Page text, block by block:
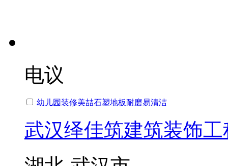
电议
幼儿园装修美喆石塑地板耐磨易清洁
武汉绎佳筑建筑装饰